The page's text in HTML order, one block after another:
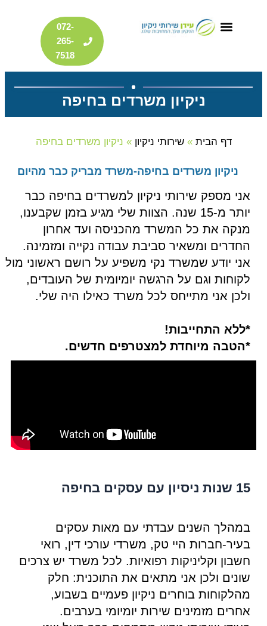
072-
265-
7518
ניקיון משרדים בחיפה
דף הבית »שירותי ניקיון » ניקיון משרדים בחיפה
ניקיון משרדים בחיפה-משרד מבריק כבר מהיום
אני מספק שירותי ניקיון למשרדים בחיפה כבר
יותר מ-15 שנה. הצוות שלי מגיע בזמן שקבענו,
מנקה את כל המשרד מהכניסה ועד אחרון
החדרים ומשאיר סביבת עבודה נקייה ומזמינה.
אני יודע שמשרד נקי משפיע על רושם ראשוני מול
לקוחות וגם על הרגשה יומיומית של העובדים,
ולכן אני מתייחס לכל משרד כאילו היה שלי.
*ללא התחייבות!
*הטבה מיוחדת למצטרפים חדשים.
15 שנות ניסיון עם עסקים בחיפה
במהלך השנים עבדתי עם מאות עסקים
בעיר-חברות היי טק, משרדי עורכי דין, רואי
חשבון וקליניקות רפואיות. לכל משרד יש צרכים
שונים ולכן אני מתאים את התוכנית: חלק
מהלקוחות בוחרים ניקיון פעמיים בשבוע,
אחרים מזמינים שירות יומיומי בערבים.